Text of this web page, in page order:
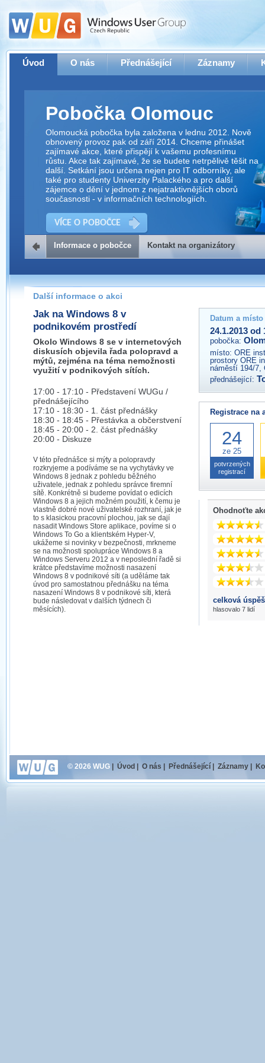
Úvod O nás Přednášející Záznamy
Pobočka Olomouc
Olomoucká pobočka byla založena v lednu 2012. Nově
obnovený provoz pak od září 2014. Chceme přinášet
zajímavé akce, které přispějí k vašemu profesnímu
růstu. Akce tak zajímavé, že se budete netrpělivě těšit na
další. Setkání jsou určena nejen pro IT odborníky, ale
také pro studenty Univerzity Palackého a pro další
zájemce o dění v jednom z nejatraktivnějších oborů
současnosti - v informačních technologiích.
VÍCE O POBOČCE
Kontakt na organizátory
Pokud máte jakýkoliv dotaz na organizátory této akce,
prosím neváhejte nás kontaktovat na e-mailu:
olomouc@wug.cz
Informace o pobočce Kontakt na organizátory
Další informace o akci
Jak na Windows 8 v
podnikovém prostředí
Okolo Windows 8 se v internetových
diskusích objevila řada polopravd a
mýtů, zejména na téma nemožnosti
využití v podnikových sítích.
17:00 - 17:10 - Představení WUGu /
přednášejícího
17:10 - 18:30 - 1. část přednášky
18:30 - 18:45 - Přestávka a občerstvení
18:45 - 20:00 - 2. část přednášky
20:00 - Diskuze
V této přednášce si mýty a polopravdy
rozkryjeme a podíváme se na vychytávky ve
Windows 8 jednak z pohledu běžného
uživatele, jednak z pohledu správce firemní
sítě. Konkrétně si budeme povídat o edicích
Windows 8 a jejich možném použití, k čemu je
vlastně dobré nové uživatelské rozhraní, jak je
to s klasickou pracovní plochou, jak se dají
nasadit Windows Store aplikace, povíme si o
Windows To Go a klientském Hyper-V,
ukážeme si novinky v bezpečnosti, mrkneme
se na možnosti spolupráce Windows 8 a
Windows Serveru 2012 a v neposlední řadě si
krátce představíme možnosti nasazení
Windows 8 v podnikové síti (a uděláme tak
úvod pro samostatnou přednášku na téma
nasazení Windows 8 v podnikové síti, která
bude následovat v dalších týdnech či
měsících).
Datum a
24.1.2013 od
pobočka:
místo: ORE
prostory ORE
náměstí 194/7,
přednášející:
Registrace na
24
ze 25
potvrzených
registrací
Ohodnoťte
celková
hlasovalo 7 lidí
© 2026 WUG Úvod O nás Přednášející Záznamy